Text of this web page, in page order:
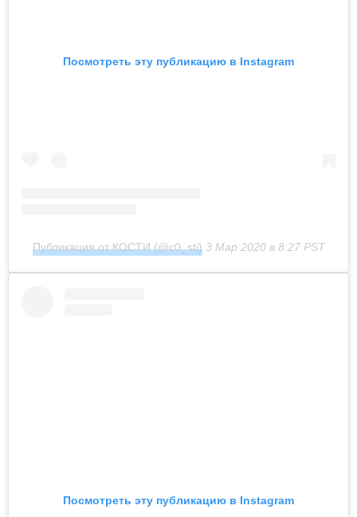
Посмотреть эту публикацию в Instagram
Публикация от КОСТИ (@c0_sti) 3 Мар 2020 в 8:27 PST
Посмотреть эту публикацию в Instagram